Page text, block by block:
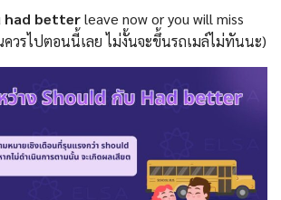
had betterleave now or you will miss
วรไปตอนนี้เลย ไม่งั้นจะขึ้นรถเมล์ไม่ทันนะ)